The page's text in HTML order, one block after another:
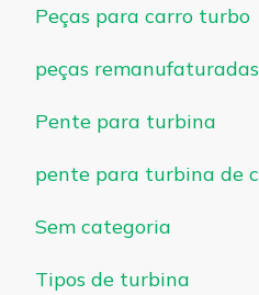
Peças para carro turbo
peças
Pente para turbina
pente para turbina de
Sem categoria
Tipos de turbina